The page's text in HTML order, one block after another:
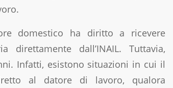
domestico ha diritto a ricevere
direttamente dall’INAIL. Tuttavia,
Infatti, esistono situazioni in cui il
al datore di lavoro, qualora